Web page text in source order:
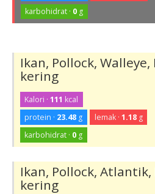
karbohidrat · 0 g
Ikan, Pollock,
kering
Kalori ·111 kcal
protein · 23.48 g lemak · 1.18g
karbohidrat · 0 g
Ikan, Pollock, Atlantik,
kering